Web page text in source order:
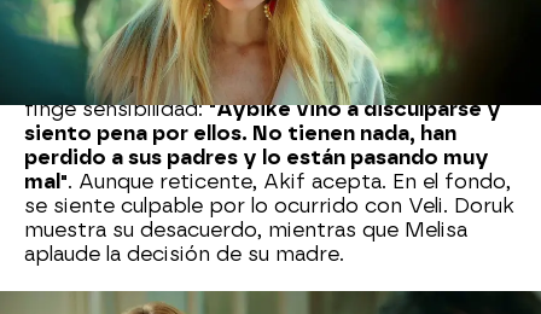
Nebahat no sabe cómo explicar a Akif y a sus
hijos que ha permitido el regreso de los Eren y
de sus primos al colegio. Cuando Akif le
pregunta por qué ha cambiado de opinión, ella
finge sensibilidad:"Aybike vino a disculparse y
siento pena por ellos. No tienen nada, han
perdido a sus padres y lo están pasando muy
mal". Aunque reticente, Akif acepta. En el fondo,
se siente culpable por lo ocurrido con Veli. Doruk
muestra su desacuerdo, mientras que Melisa
aplaude la decisión de su madre.